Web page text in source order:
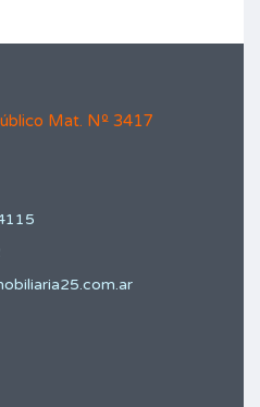
Mat. Nº 3417